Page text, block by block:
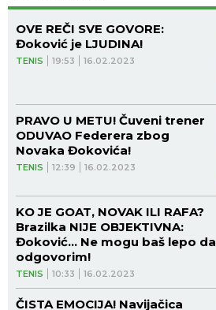
TENIS 19:53 16.02.2023
OVE REČI SVE GOVORE:
Đoković je LJUDINA!
TENIS 12:39 16.02.2023
PRAVO U METU! Čuveni trener
ODUVAO Federera zbog
Novaka Đokovića!
TENIS 10:33 16.02.2023
KO JE GOAT, NOVAK ILI RAFA?
Brazilka NIJE OBJEKTIVNA:
Đoković... Ne mogu baš lepo da
odgovorim!
ČISTA EMOCIJA! Navijačica